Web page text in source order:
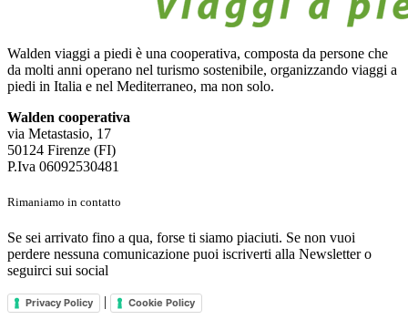
Walden viaggi a piedi è una cooperativa, composta da persone che
da molti anni operano nel turismo sostenibile, organizzando viaggi a
piedi in Italia e nel Mediterraneo, ma non solo.
Walden cooperativa
via Metastasio, 17
50124 Firenze (FI)
P.Iva 06092530481
Rimaniamo in contatto
Se sei arrivato fino a qua, forse ti siamo piaciuti. Se non vuoi
perdere nessuna comunicazione puoi iscriverti alla Newsletter o
seguirci sui social
Privacy Policy | Cookie Policy